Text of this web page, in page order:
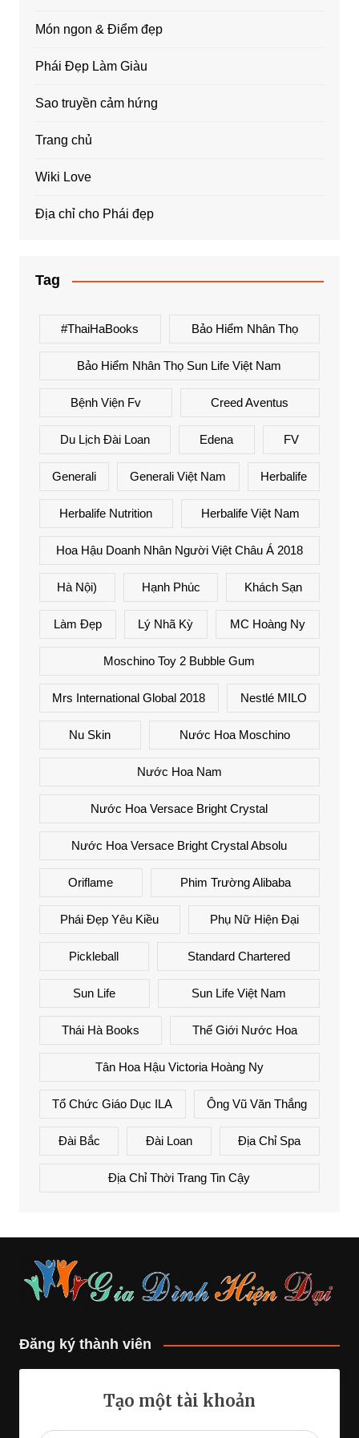
Món ngon & Điểm đẹp
Phái Đẹp Làm Giàu
Sao truyền cảm hứng
Trang chủ
Wiki Love
Địa chỉ cho Phái đẹp
Tag
#ThaiHaBooks Bảo Hiểm Nhân Thọ
Bảo Hiểm Nhân Thọ Sun Life Việt Nam
Bệnh Viện Fv Creed Aventus
Du Lịch Đài Loan Edena FV
Generali Generali Việt Nam Herbalife
Herbalife Nutrition Herbalife Việt Nam
Hoa Hậu Doanh Nhân Người Việt Châu Á 2018
Hà Nội) Hạnh Phúc Khách Sạn
Làm Đẹp Lý Nhã Kỳ MC Hoàng Ny
Moschino Toy 2 Bubble Gum
Mrs International Global 2018 Nestlé MILO
Nu Skin Nước Hoa Moschino
Nước Hoa Nam
Nước Hoa Versace Bright Crystal
Nước Hoa Versace Bright Crystal Absolu
Oriflame Phim Trường Alibaba
Phái Đẹp Yêu Kiều Phụ Nữ Hiện Đại
Pickleball Standard Chartered
Sun Life Sun Life Việt Nam
Thái Hà Books Thế Giới Nước Hoa
Tân Hoa Hậu Victoria Hoàng Ny
Tổ Chức Giáo Dục ILA Ông Vũ Văn Thắng
Đài Bắc Đài Loan Địa Chỉ Spa
Địa Chỉ Thời Trang Tin Cậy
Đăng ký thành viên
Tạo một tài khoản